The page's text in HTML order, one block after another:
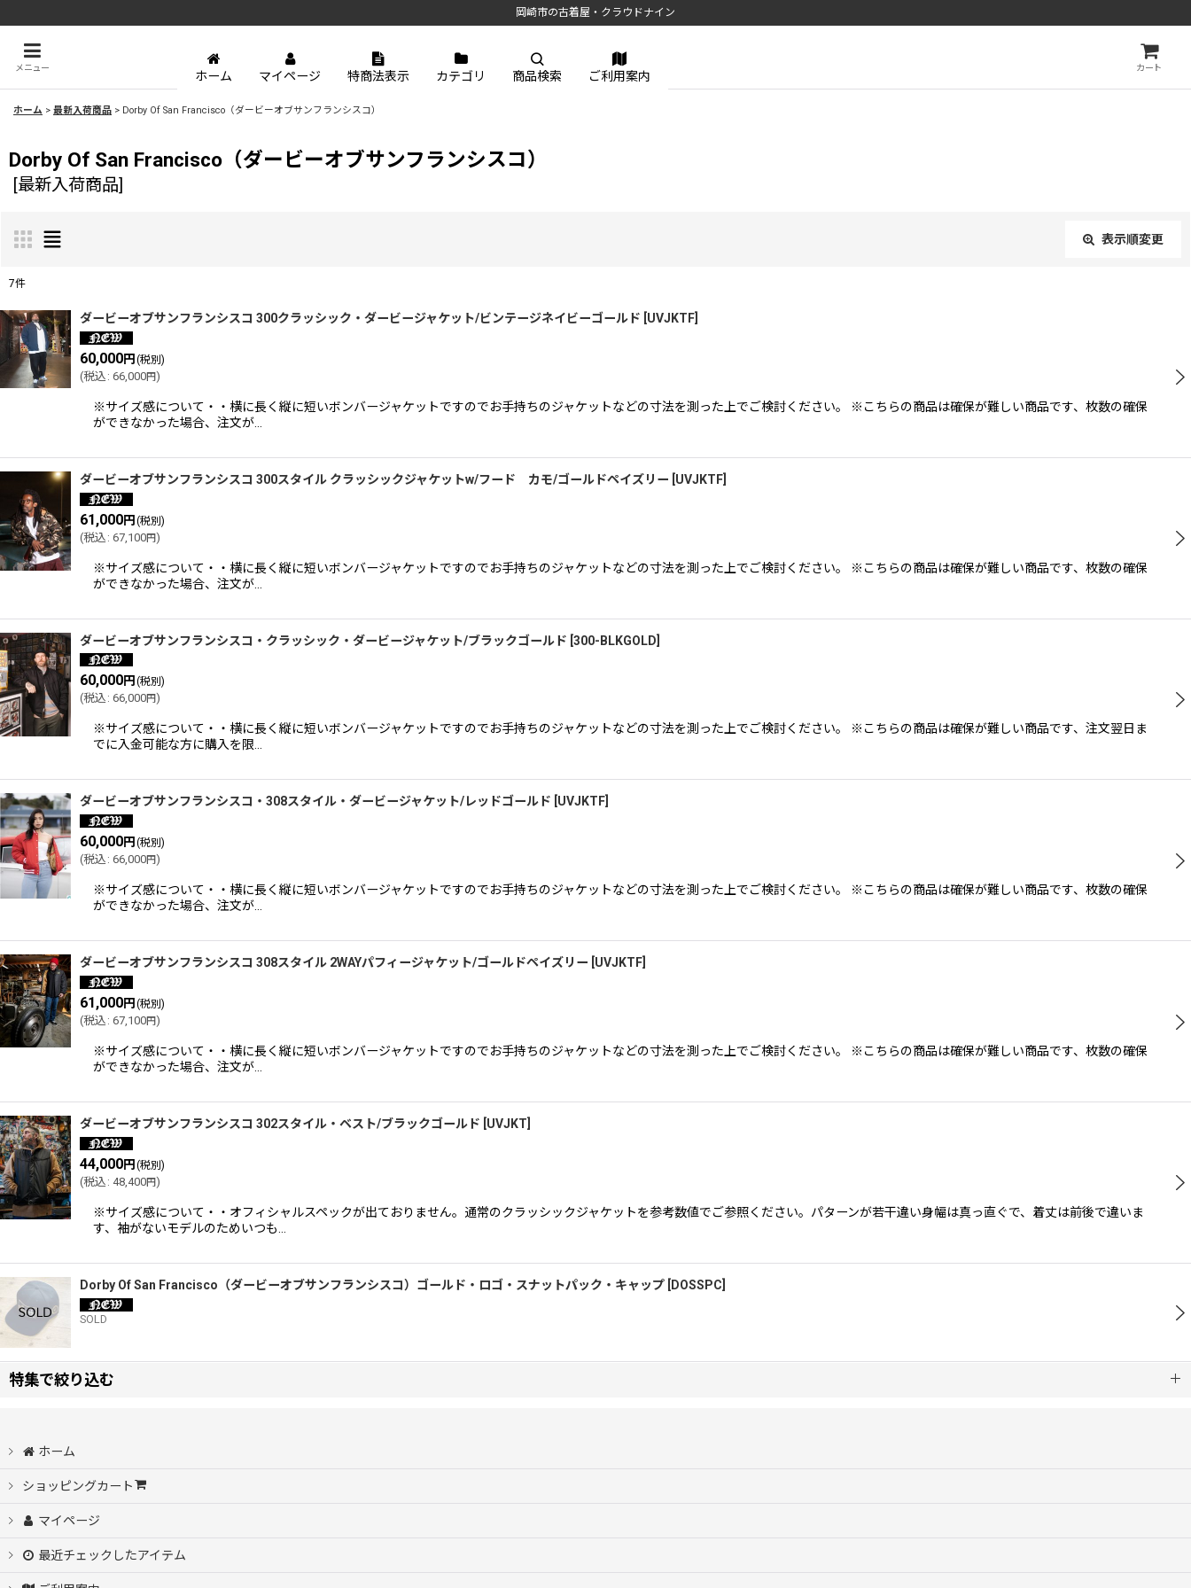
岡崎市の古着屋・クラウドナイン
メニュー カート
ホーム マイページ 特商法表示 カテゴリ 商品検索 ご利用案内
ホーム > 最新入荷商品 > Dorby Of San Francisco（ダービーオブサンフランシスコ）
Dorby Of San Francisco（ダービーオブサンフランシスコ）
[最新入荷商品]
表示順変更
表示数:
並び順
7件
ダービーオブサンフランシスコ 300クラッシック・ダービージャケット/ビンテージネイビーゴールド UVJKTF
60,000円 (税別)
(税込 : 66,000円)
※サイズ感について・・横に長く縦に短いボンバージャケットですのでお手持ちのジャケットなどの寸法を測った上でご検討ください。 ※こちらの商品は確保が難しい商品です、枚数の確保
ができなかった場合、注文が…
ダービーオブサンフランシスコ 300スタイル クラッシックジャケットw/フード カモ/ゴールドペイズリー UVJKTF
61,000円(税別)
(税込 : 67,100円)
※サイズ感について・・横に長く縦に短いボンバージャケットですのでお手持ちのジャケットなどの寸法を測った上でご検討ください。 ※こちらの商品は確保が難しい商品です、枚数の確保
ができなかった場合、注文が…
ダービーオブサンフランシスコ・クラッシック・ダービージャケット/ブラックゴールド [300-BLKGOLD]
60,000円 (税別)
(税込 : 66,000円)
※サイズ感について・・横に長く縦に短いボンバージャケットですのでお手持ちのジャケットなどの寸法を測った上でご検討ください。 ※こちらの商品は確保が難しい商品です、注文翌日ま
でに入金可能な方に購入を限…
ダービーオブサンフランシスコ・308スタイル・ダービージャケット/レッドゴールド UVJKTF
60,000円 (税別)
(税込 : 66,000円)
※サイズ感について・・横に長く縦に短いボンバージャケットですのでお手持ちのジャケットなどの寸法を測った上でご検討ください。 ※こちらの商品は確保が難しい商品です、枚数の確保
ができなかった場合、注文が…
ダービーオブサンフランシスコ 308スタイル 2WAYパフィージャケット/ゴールドペイズリー UVJKTF
61,000円 (税別)
(税込 : 67,100円)
※サイズ感について・・横に長く縦に短いボンバージャケットですのでお手持ちのジャケットなどの寸法を測った上でご検討ください。 ※こちらの商品は確保が難しい商品です、枚数の確保
ができなかった場合、注文が…
ダービーオブサンフランシスコ 302スタイル・ベスト/ブラックゴールド UVJKT
44,000円 (税別)
(税込 : 48,400円)
※サイズ感について・・オフィシャルスペックが出ておりません。通常のクラッシックジャケットを参考数値でご参照ください。パターンが若干違い身幅は真っ直ぐで、着丈は前後で違いま
す、袖がないモデルのためいつも…
Dorby Of San Francisco（ダービーオブサンフランシスコ）ゴールド・ロゴ・スナットパック・キャップ DOSSPC
SOLD
特集で絞り込む
スケボーデッキ
ビンテージ
ホーム
ショッピングカート
マイページ
最近チェックしたアイテム